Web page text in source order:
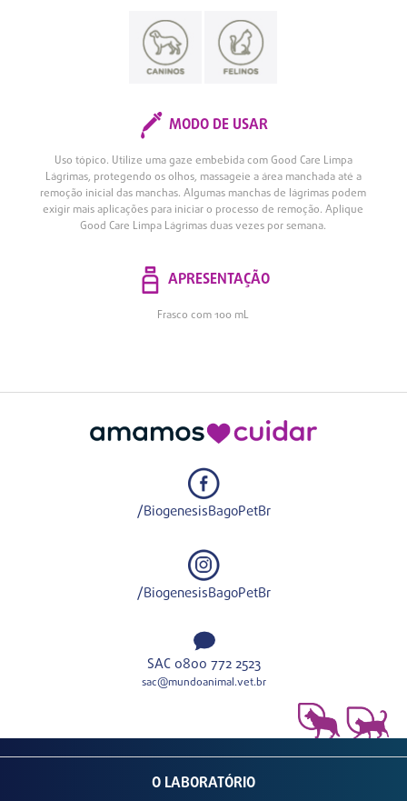
MODO DE USAR
Uso tópico. Utilize uma gaze embebida com Good Care Limpa
Lágrimas, protegendo os olhos, massageie a área manchada até a
remoção inicial das manchas. Algumas manchas de lágrimas podem
exigir mais aplicações para iniciar o processo de remoção. Aplique
Good Care Limpa Lágrimas duas vezes por semana.
APRESENTAÇÃO
Frasco com 100 mL
/BiogenesisBagoPetBr
/BiogenesisBagoPetBr
SAC 0800 772 2523
sac@mundoanimal.vet.br
O LABORATÓRIO